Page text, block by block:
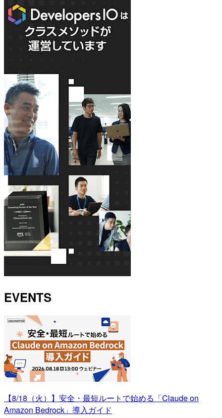
EVENTS
【8/18（火）】安全・最短ルートで始める「Claude on
Amazon Bedrock」導入ガイド